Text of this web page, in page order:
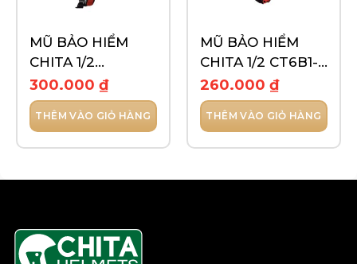
MŨ BẢO HIỂM
CHITA 1/2
CT33(K)- TEM 19-
89
300.000 ₫
THÊM VÀO GIỎ HÀNG
MŨ BẢO HIỂM
CHITA 1/2 CT6B1-
TEM VỊT BƠI
260.000 ₫
THÊM VÀO GIỎ HÀNG